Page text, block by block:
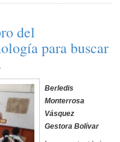
del
para buscar
Berledis
Monterrosa
Vásquez
Gestora Bolívar